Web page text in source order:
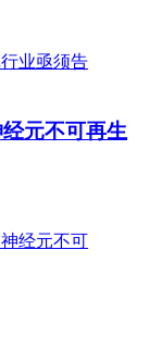
元不可再生